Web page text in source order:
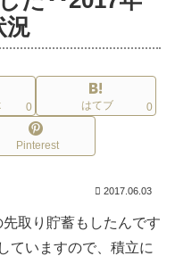
況
0 はてブ 0
Pinterest
2017.06.03
取り貯蓄もしたんです
ていますので、積立に